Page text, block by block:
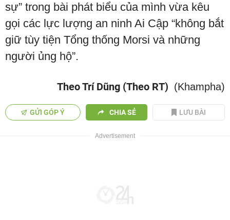
sự” trong bài phát biểu của mình vừa kêu
gọi các lực lượng an ninh Ai Cập “không bắt
giữ tùy tiện Tổng thống Morsi và những
người ủng hộ”.
Theo Trí Dũng (Theo RT) (Khampha)
GỬI GÓP Ý CHIA SẺ LƯU BÀI